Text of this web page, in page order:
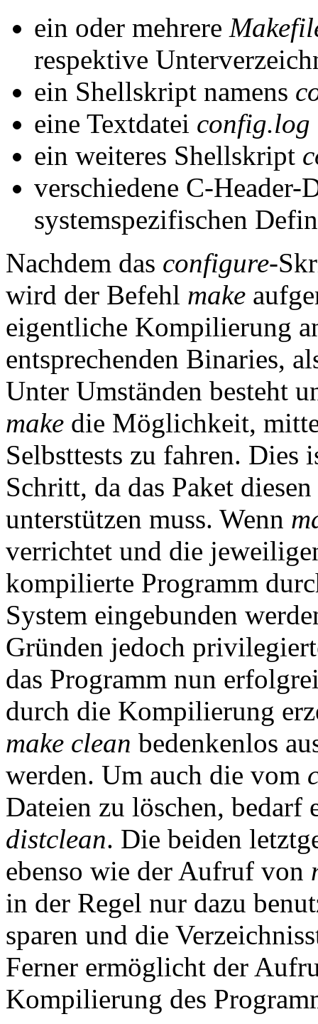
ein oder mehrere
respektive
ein Shellskript namens
eine Textdatei config.log
ein weiteres Shellskript
verschiedene C-
systemspezifischen
Nachdem das configure-
wird der Befehl make
eigentliche Kompilierung
entsprechenden Binaries,
Unter Umständen besteht
make die Möglichkeit,
Selbsttests zu fahren.
Schritt, da das Paket
unterstützen muss. Wenn
verrichtet und die
kompilierte Programm
System eingebunden
Gründen jedoch
das Programm nun
durch die Kompilierung
make clean bedenkenlos
werden. Um auch die vom
Dateien zu löschen,
distclean. Die beiden
ebenso wie der Aufruf von
in der Regel nur dazu
sparen und die
Ferner ermöglicht der
Kompilierung des